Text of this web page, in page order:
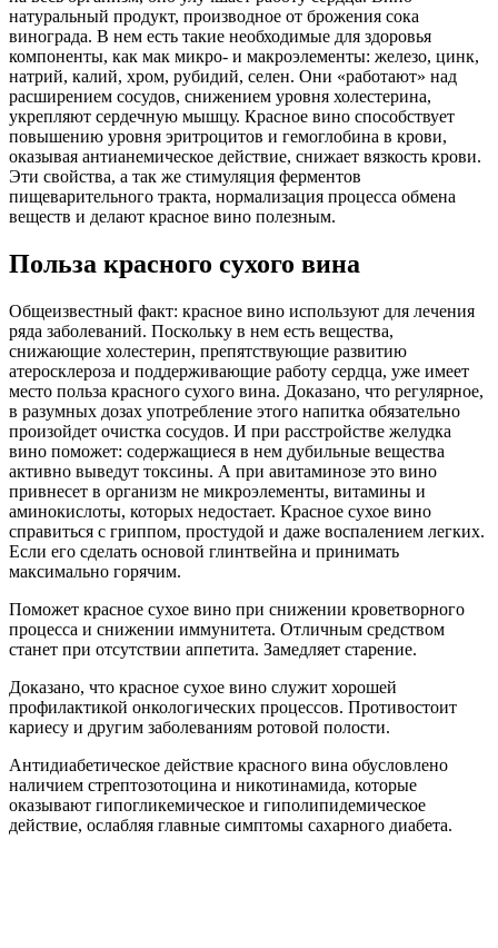
натуральный продукт, производное от брожения сока
винограда. В нем есть такие необходимые для здоровья
компоненты, как мак микро- и макроэлементы: железо, цинк,
натрий, калий, хром, рубидий, селен. Они «работают» над
расширением сосудов, снижением уровня холестерина,
укрепляют сердечную мышцу. Красное вино способствует
повышению уровня эритроцитов и гемоглобина в крови,
оказывая антианемическое действие, снижает вязкость крови.
Эти свойства, а так же стимуляция ферментов
пищеварительного тракта, нормализация процесса обмена
веществ и делают красное вино полезным.
Польза красного сухого вина
Общеизвестный факт: красное вино используют для лечения
ряда заболеваний. Поскольку в нем есть вещества,
снижающие холестерин, препятствующие развитию
атеросклероза и поддерживающие работу сердца, уже имеет
место польза красного сухого вина. Доказано, что регулярное,
в разумных дозах употребление этого напитка обязательно
произойдет очистка сосудов. И при расстройстве желудка
вино поможет: содержащиеся в нем дубильные вещества
активно выведут токсины. А при авитаминозе это вино
привнесет в организм не микроэлементы, витамины и
аминокислоты, которых недостает. Красное сухое вино
справиться с гриппом, простудой и даже воспалением легких.
Если его сделать основой глинтвейна и принимать
максимально горячим.
Поможет красное сухое вино при снижении кроветворного
процесса и снижении иммунитета. Отличным средством
станет при отсутствии аппетита. Замедляет старение.
Доказано, что красное сухое вино служит хорошей
профилактикой онкологических процессов. Противостоит
кариесу и другим заболеваниям ротовой полости.
Антидиабетическое действие красного вина обусловлено
наличием стрептозотоцина и никотинамида, которые
оказывают гипогликемическое и гиполипидемическое
действие, ослабляя главные симптомы сахарного диабета.